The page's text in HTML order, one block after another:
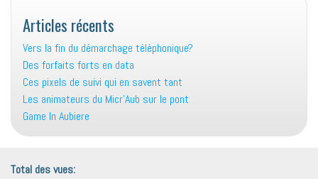
Articles récents
Vers la fin du démarchage téléphonique?
Des forfaits forts en data
Ces pixels de suivi qui en savent tant
Les animateurs du Micr’Aub sur le pont
Game In Aubiere
Total des vues: